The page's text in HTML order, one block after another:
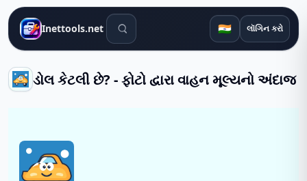
Inettools.net શોધ સાધનો 🇮🇳 લૉગિન કરો
ડોલ કેટલી છે? - ફોટો દ્વારા વાહન મૂલ્યનો અંદાજ